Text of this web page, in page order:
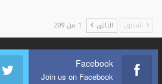
السابق التالي 1 من 209
Facebook
Join us on Facebook